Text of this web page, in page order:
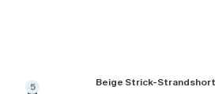
5 Beige Strick-